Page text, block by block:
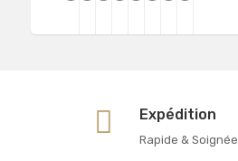
Expédition
Rapide & Soignée